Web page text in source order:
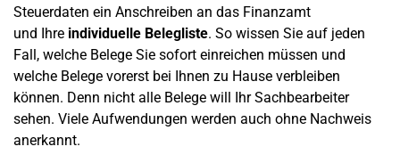
Steuerdaten ein Anschreiben an das Finanzamt
und Ihre individuelle Belegliste. So wissen Sie auf jeden
Fall, welche Belege Sie sofort einreichen müssen und
welche Belege vorerst bei Ihnen zu Hause verbleiben
können. Denn nicht alle Belege will Ihr Sachbearbeiter
sehen. Viele Aufwendungen werden auch ohne Nachweis
anerkannt.